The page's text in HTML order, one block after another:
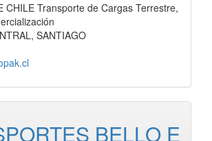
CHILE Transporte de Cargas Terrestre,
SANTIAGO
BELLO E